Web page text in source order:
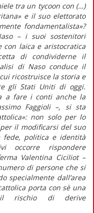
tra un tycoon con (…)
e il suo elettorato
fondamentalista»?
– i suoi sostenitori
laica e aristocratica
di condividerne il
di Naso conduce il
ricostruisce la storia e
gli Stati Uniti di oggi.
a fare i conti anche la
Faggioli –, si sta
non solo per lo
il modificarsi del suo
fede, politica e identità
occorre rispondere
Valentina Ciciliot –
di persone che si
specialmente dall’area
porta con sè una
rischio di derive